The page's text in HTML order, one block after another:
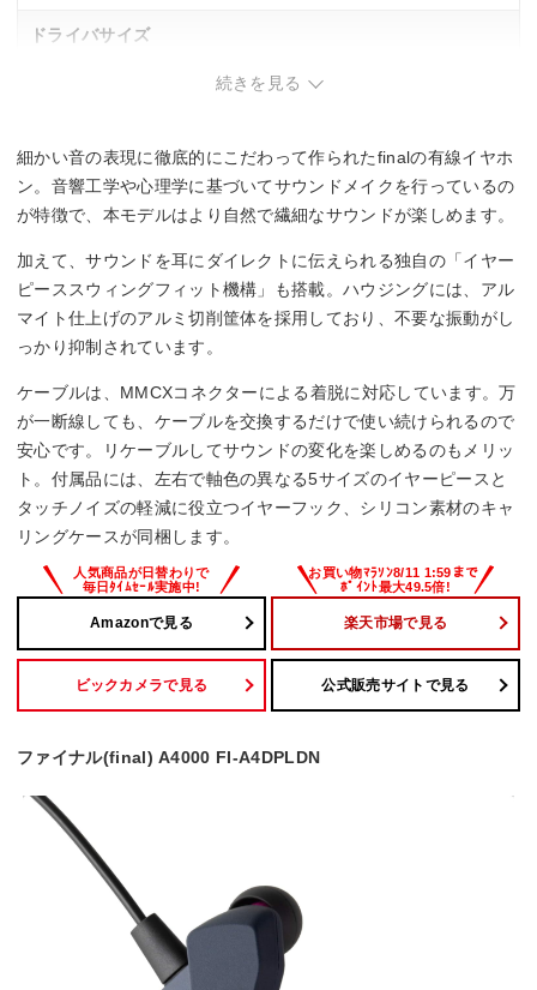
ドライバサイズ
1.2 m
–
リケーブル
続きを見る
細かい音の表現に徹底的にこだわって作られたfinalの有線イヤホ
ン。音響工学や心理学に基づいてサウンドメイクを行っているの
が特徴で、本モデルはより自然で繊細なサウンドが楽しめます。
加えて、サウンドを耳にダイレクトに伝えられる独自の「イヤー
ピーススウィングフィット機構」も搭載。ハウジングには、アル
マイト仕上げのアルミ切削筐体を採用しており、不要な振動がし
っかり抑制されています。
ケーブルは、MMCXコネクターによる着脱に対応しています。万
が一断線しても、ケーブルを交換するだけで使い続けられるので
安心です。リケーブルしてサウンドの変化を楽しめるのもメリッ
ト。付属品には、左右で軸色の異なる5サイズのイヤーピースと
タッチノイズの軽減に役立つイヤーフック、シリコン素材のキャ
リングケースが同梱します。
Amazonで見る 楽天市場で見る
ビックカメラで見る 公式販売サイトで見る
ファイナル(final) A4000 FI-A4DPLDN